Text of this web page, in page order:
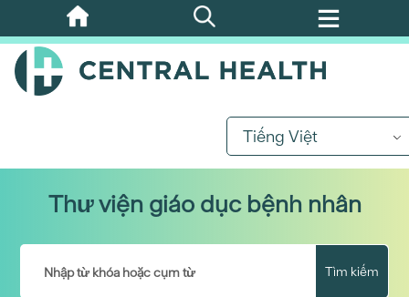
Bỏ
qua
nội
Tiếng Việt
Thư viện giáo dục bệnh nhân
Tìm kiếm